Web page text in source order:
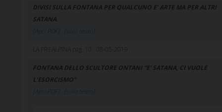
DIVISI SULLA FONTANA PER QUALCUNO E’ ARTE MA PER ALTRI
SATANA
[Apri PDF]
[solo testo]
LA PREALPINA pag. 10 · 08-05-2019
FONTANA DELLO SCULTORE ONTANI “E’ SATANA, CI VUOLE
L’ESORCISMO”
[Apri PDF]
[solo testo]